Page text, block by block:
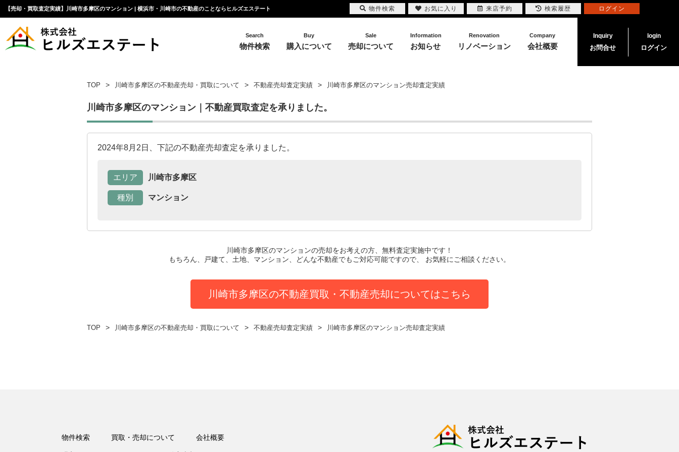
【売却・買取査定実績】川崎市多摩区のマンション | 横浜市・川崎市の不動産のことならヒルズエステート
Search
物件検索
Buy
購入について
Sale
売却について
Information
お知らせ
Renovation
リノベーション
Company
会社概要
Inquiry
お問合せ
login
ログイン
TOP 川崎市多摩区の不動産売却・買取について 不動産売却査定実績 川崎市多摩区のマンション売却査定実績
川崎市多摩区のマンション｜不動産買取査定を承りました。
2024年8月2日、下記の不動産売却査定を承りました。
エリア 川崎市多摩区
種別 マンション
川崎市多摩区のマンションの売却をお考えの方、無料査定実施中です！
もちろん、戸建て、土地、マンション、どんな不動産でもご対応可能ですので、 お気軽にご相談ください。
川崎市多摩区の不動産買取・不動産売却についてはこちら
TOP 川崎市多摩区の不動産売却・買取について 不動産売却査定実績 川崎市多摩区のマンション売却査定実績
物件検索 買取・売却について 会社概要
物件検索 お気に入り 来店予約 検索履歴 ログイン